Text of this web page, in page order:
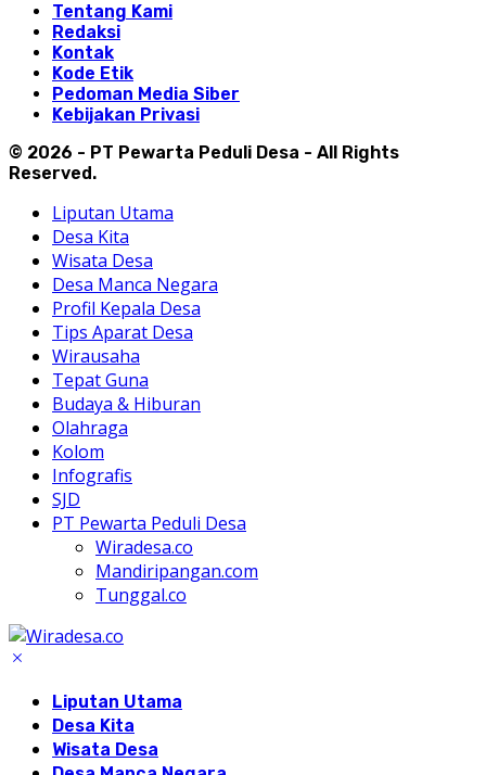
Tentang Kami
Redaksi
Kontak
Kode Etik
Pedoman Media Siber
Kebijakan Privasi
© 2026 - PT Pewarta Peduli Desa - All Rights
Reserved.
Liputan Utama
Desa Kita
Wisata Desa
Desa Manca Negara
Profil Kepala Desa
Tips Aparat Desa
Wirausaha
Tepat Guna
Budaya & Hiburan
Olahraga
Kolom
Infografis
SJD
PT Pewarta Peduli Desa
Wiradesa.co
Mandiripangan.com
Tunggal.co
Liputan Utama
Desa Kita
Wisata Desa